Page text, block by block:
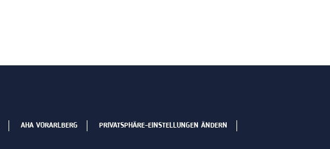
AHA VORARLBERG
PRIVATSPHÄRE-EINSTELLUNGEN ÄNDERN